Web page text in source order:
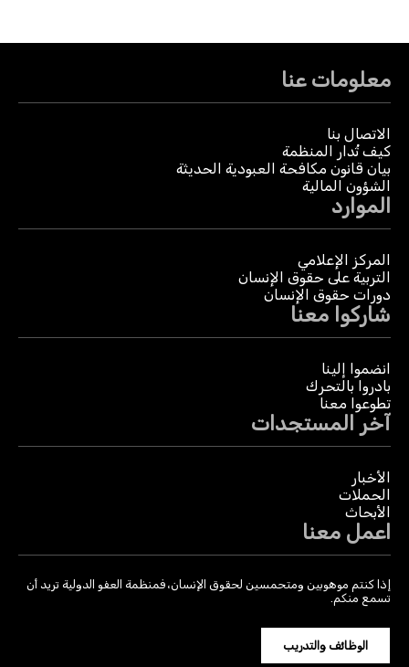
معلومات عنا
الاتصال بنا
كيف تُدار المنظمة
بيان قانون مكافحة العبودية الحديثة
الشؤون المالية
الموارد
المركز الإعلامي
التربية على حقوق الإنسان
دورات حقوق الإنسان
شاركوا معنا
انضموا إلينا
بادروا بالتحرك
تطوعوا معنا
آخر المستجدات
الأخبار
الحملات
الأبحاث
اعمل معنا
إذا كنتم موهوبين ومتحمسين لحقوق الإنسان، فمنظمة العفو الدولية تريد أن
تسمع منكم.
الوظائف والتدريب